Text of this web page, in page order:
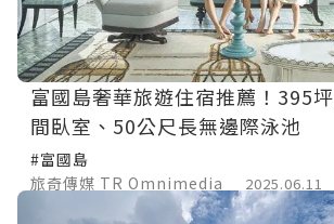
富國島奢華旅遊住宿推薦！395
間臥室、50公尺長無邊際泳池
#富國島
旅奇傳媒 TR Omnimedia
2025.06.11